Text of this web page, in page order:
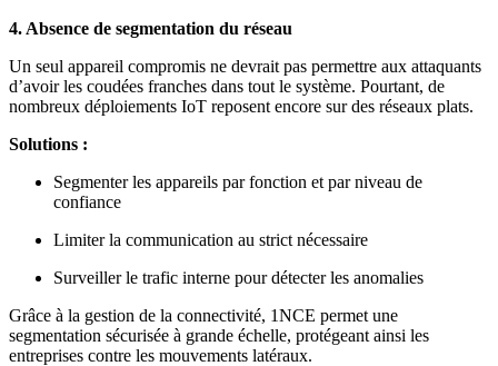
4. Absence de segmentation du réseau
Un seul appareil compromis ne devrait pas permettre aux attaquants
d’avoir les coudées franches dans tout le système. Pourtant, de
nombreux déploiements IoT reposent encore sur des réseaux plats.
Solutions :
Segmenter les appareils par fonction et par niveau de
confiance
Limiter la communication au strict nécessaire
Surveiller le trafic interne pour détecter les anomalies
Grâce à la gestion de la connectivité, 1NCE permet une
segmentation sécurisée à grande échelle, protégeant ainsi les
entreprises contre les mouvements latéraux.